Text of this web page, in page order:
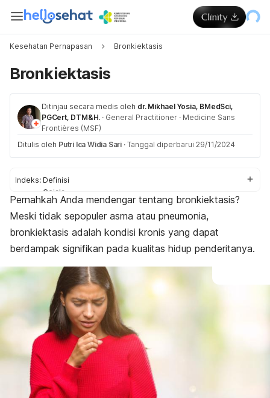
Kesehatan Pernapasan Bronkiektasis
Bronkiektasis
Ditinjau secara medis oleh dr. Mikhael Yosia, BMedSci,
PGCert, DTM&H. · General Practitioner · Medicine Sans
Frontières (MSF)
Ditulis oleh Putri Ica Widia Sari · Tanggal diperbarui 29/11/2024
Indeks: Definisi
Gejala
Penyebab
Faktor risiko
Komplikasi
Pengobatan
Pernahkah Anda mendengar tentang bronkiektasis?
Meski tidak sepopuler asma atau pneumonia,
bronkiektasis adalah kondisi kronis yang dapat
berdampak signifikan pada kualitas hidup penderitanya.